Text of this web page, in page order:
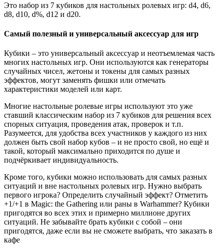
Это набор из 7 кубиков для настольных ролевых игр: d4, d6,
d8, d10, d%, d12 и d20.
Самый полезный и универсальный аксессуар для игр
Кубики – это универсальный аксессуар и неотъемлемая часть
многих настольных игр. Они используются как генераторы
случайных чисел, жетоны и токены для самых разных
эффектов, могут заменять фишки или отмечать
характеристики моделей или карт.
Многие настольные ролевые игры используют это уже
ставший классическим набор из 7 кубиков для решения всех
спорных ситуация, проведения атак, проверок и т.п.
Разумеется, для удобства всех участников у каждого из них
должен быть свой набор кубов – и не просто свой, но ещё и
такой, который максимально приходится по душе и
подчёркивает индивидуальность.
Кроме того, кубики можно использовать для самых разных
ситуаций и вне настольных ролевых игр. Нужно выбрать
первого игрока? Определить случайный эффект? Отметить
+1/+1 в Magic: the Gathering или раны в Warhammer? Кубики
пригодятся во всех этих и примерно миллионе других
ситуаций. Не забывайте брать кубики с собой – они
пригодятся, даже если вы не сможете выбрать, что заказать в
кафе